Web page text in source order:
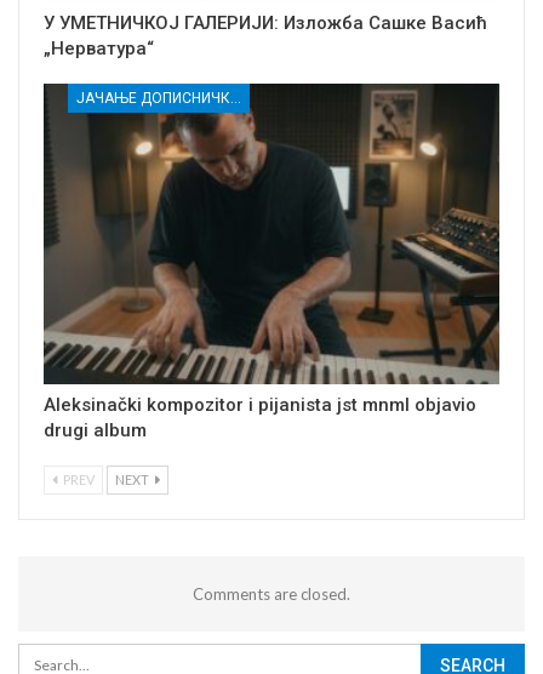
У УМЕТНИЧКОЈ ГАЛЕРИЈИ: Изложба Сашке Васић
„Нерватура“
ЈАЧАЊЕ ДОПИСНИЧКЕ МРЕЖЕ НЕЗАВИСНИХ МЕДИЈА У РАСИНСКОМ ОКРУГУ
Aleksinački kompozitor i pijanista jst mnml objavio
drugi album
PREV NEXT
Comments are closed.